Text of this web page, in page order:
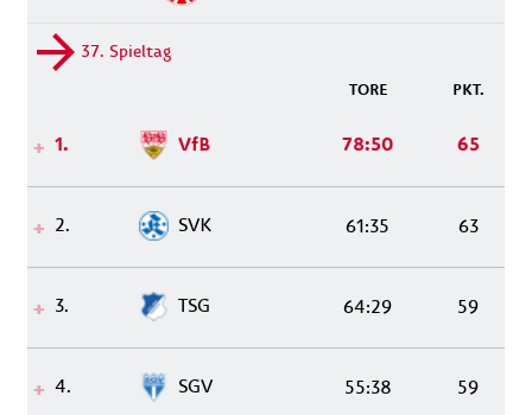
37. Spieltag
TORE PKT.
1. VfB 78:50 65
2. SVK 61:35 63
3. TSG 64:29 59
4. SGV 55:38 59